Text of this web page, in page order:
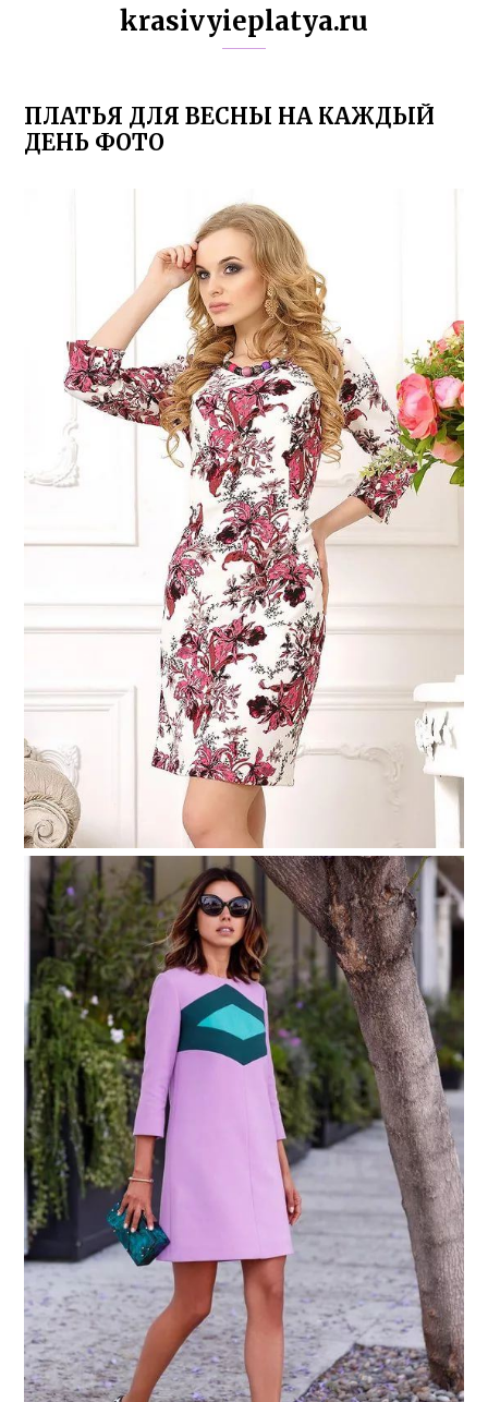
krasivyieplatya.ru
ПЛАТЬЯ ДЛЯ ВЕСНЫ НА КАЖДЫЙ
ДЕНЬ ФОТО